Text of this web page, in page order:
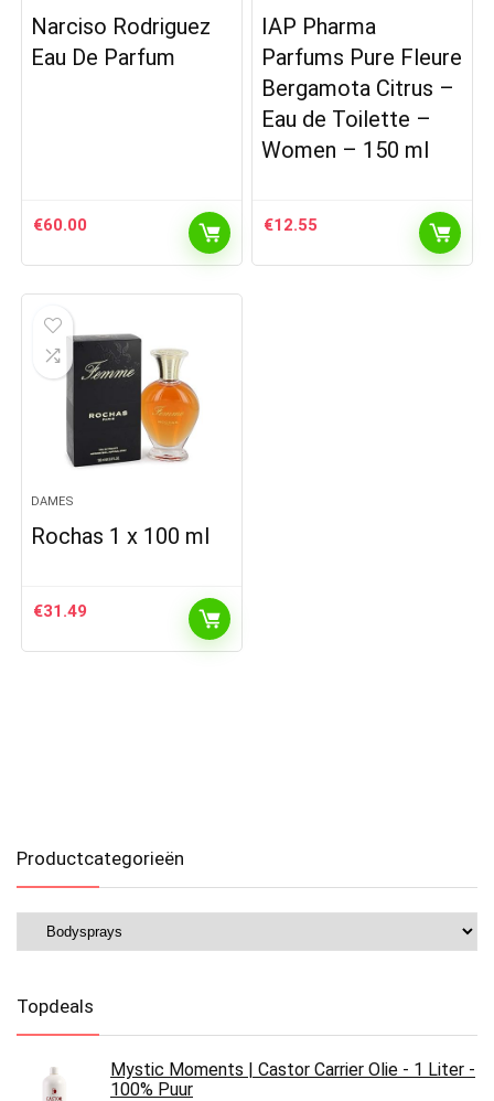
Narciso Rodriguez
Eau De Parfum
€60.00
IAP Pharma
Parfums Pure Fleure
Bergamota Citrus –
Eau de Toilette –
Women – 150 ml
€12.55
DAMES
Rochas 1 x 100 ml
€31.49
Productcategorieën
Topdeals
Mystic Moments | Castor Carrier Olie - 1 Liter -
100% Puur